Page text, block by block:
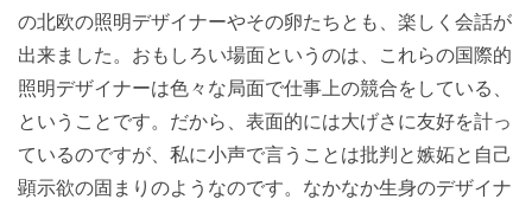
の北欧の照明デザイナーやその卵たちとも、楽しく会話が
出来ました。おもしろい場面というのは、これらの国際的
照明デザイナーは色々な局面で仕事上の競合をしている、
ということです。だから、表面的には大げさに友好を計っ
ているのですが、私に小声で言うことは批判と嫉妬と自己
顕示欲の固まりのようなのです。なかなか生身のデザイナ